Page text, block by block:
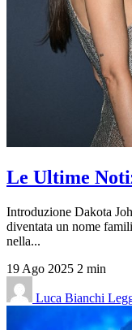
Le Ultime
Introduzione Dakota
diventata un nome
nella...
19 Ago 2025 2 min
Luca Bianchi